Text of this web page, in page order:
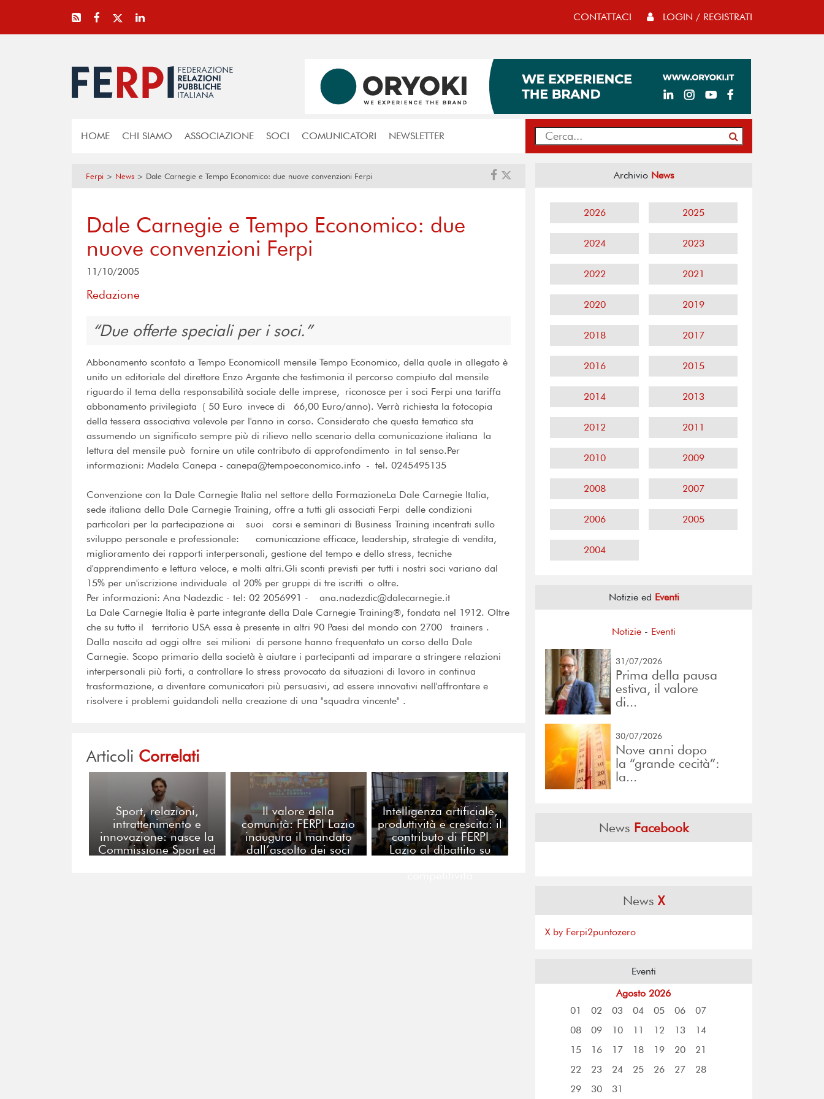
CONTATTACI LOGIN / REGISTRATI
HOME CHI SIAMO ASSOCIAZIONE SOCI COMUNICATORI NEWSLETTER
Ferpi > News > Dale Carnegie e Tempo Economico: due nuove convenzioni Ferpi
Dale Carnegie e Tempo Economico: due
nuove convenzioni Ferpi
11/10/2005
Redazione
Due offerte speciali per i soci.
Abbonamento scontato a Tempo EconomicoIl mensile Tempo Economico, della quale in allegato è
unito un editoriale del direttore Enzo Argante che testimonia il percorso compiuto dal mensile
riguardo il tema della responsabilità sociale delle imprese, riconosce per i soci Ferpi una tariffa
abbonamento privilegiata ( 50 Euro invece di 66,00 Euro/anno). Verrà richiesta la fotocopia
della tessera associativa valevole per l'anno in corso. Considerato che questa tematica sta
assumendo un significato sempre più di rilievo nello scenario della comunicazione italiana la
lettura del mensile può fornire un utile contributo di approfondimento in tal senso.Per
informazioni: Madela Canepa - canepa@tempoeconomico.info - tel. 0245495135
Convenzione con la Dale Carnegie Italia nel settore della FormazioneLa Dale Carnegie Italia,
sede italiana della Dale Carnegie Training, offre a tutti gli associati Ferpi delle condizioni
particolari per la partecipazione ai suoi corsi e seminari di Business Training incentrati sullo
sviluppo personale e professionale: comunicazione efficace, leadership, strategie di vendita,
miglioramento dei rapporti interpersonali, gestione del tempo e dello stress, tecniche
d'apprendimento e lettura veloce, e molti altri.Gli sconti previsti per tutti i nostri soci variano dal
15% per un'iscrizione individuale al 20% per gruppi di tre iscritti o oltre.
Per informazioni: Ana Nadezdic - tel: 02 2056991 - ana.nadezdic@dalecarnegie.it
La Dale Carnegie Italia è parte integrante della Dale Carnegie Training®, fondata nel 1912. Oltre
che su tutto il territorio USA essa è presente in altri 90 Paesi del mondo con 2700 trainers .
Dalla nascita ad oggi oltre sei milioni di persone hanno frequentato un corso della Dale
Carnegie. Scopo primario della società è aiutare i partecipanti ad imparare a stringere relazioni
interpersonali più forti, a controllare lo stress provocato da situazioni di lavoro in continua
trasformazione, a diventare comunicatori più persuasivi, ad essere innovativi nell'affrontare e
risolvere i problemi guidandoli nella creazione di una "squadra vincente" .
Articoli Correlati
Sport, relazioni,
intrattenimento e
innovazione: nasce la
Commissione Sport ed
Il valore della
comunità: FERPI Lazio
inaugura il mandato
dall’ascolto dei soci
Intelligenza artificiale,
produttività e crescita: il
contributo di FERPI
Lazio al dibattito su
Archivio News
2026 2025
2024 2023
2022 2021
2020 2019
2018 2017
2016 2015
2014 2013
2012 2011
2010 2009
2008 2007
2006 2005
2004
Notizie ed Eventi
Notizie - Eventi
31/07/2026
Prima della pausa
estiva, il valore
di...
30/07/2026
Nove anni dopo
la “grande cecità”:
la...
News Facebook
NewsX
X by Ferpi2puntozero
Eventi
Agosto 2026
01
02 03 04 05 06
07
08
09 10 11 12 13
14
15
16 17 18 19 20
21
22
23 24 25 26 27
28
29
30 31